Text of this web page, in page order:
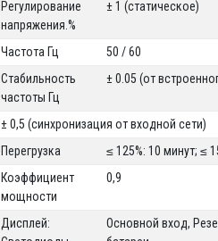
Регулирование
напряжения.%
± 1 (статическое)
Частота Гц
50 / 60
Стабильность
частоты Гц
± 0.05 (от
± 0,5 (синхронизация от входной сети)
Перегрузка
≤ 125%: 10 минут; ≤
Коэффициент
мощности
0,9
Дисплей:
Основной вход,